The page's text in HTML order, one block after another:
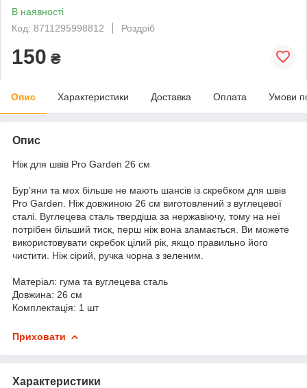
В наявності
Код: 8711295998812
Роздріб
150 ₴
Опис Характеристики Доставка Оплата Умови
Опис
Ніж для швів Pro Garden 26 см
Бур’яни та мох більше не мають шансів із скребком для швів
Pro Garden. Ніж довжиною 26 см виготовлений з вуглецевої
сталі. Вуглецева сталь твердіша за нержавіючу, тому на неї
потрібен більший тиск, перш ніж вона зламається. Ви можете
використовувати скребок цілий рік, якщо правильно його
чистити. Ніж сірий, ручка чорна з зеленим.
Матеріал: гума та вуглецева сталь
Довжина: 26 см
Комплектація: 1 шт
Приховати
Характеристики